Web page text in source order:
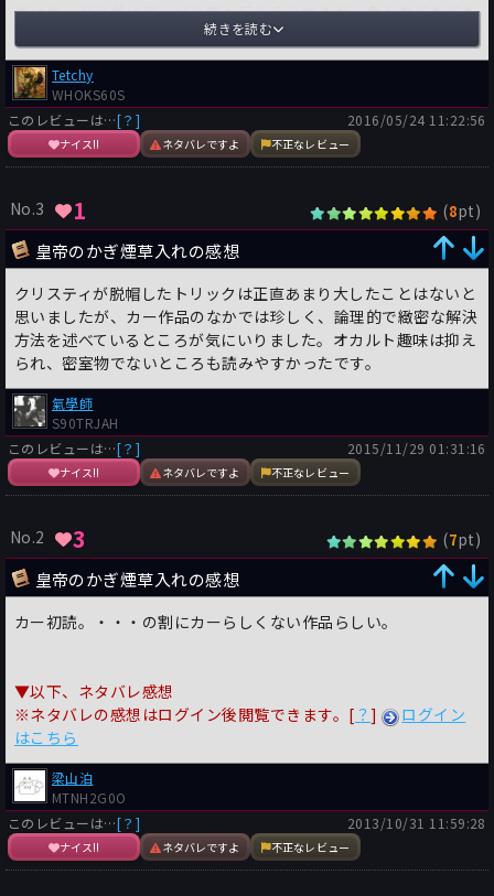
ヴはネッドと共にモーリス宅へ行こうとするが、色んなごたごた
に巻込まれるうちに、イヴ自身が加害者の如き、状況を呈してい
く。
本書は『死者はよみがえる』で見られた巻込まれ型が非常に上手
く事件に溶け込みあっており、それが主人公イヴをどんどん窮地
に陥れていく。思わぬアクシデントでネッドの鼻血が付くことで
血痕が出来ることを皮切りに、どんどん運命の歯車がイヴにとっ
て最悪の方向に転がり、殺害者の容疑がどんどん濃くなっていく
ところは見事なストーリー展開だ。
さらに本作では人間の思い込みを巧みに利用することで、ありえ
ないと思われた犯人が実に説得力を持って納得させられる。しか
もそれが作者のご都合主義ではなく人間って確かにこんな間違い
をするよなと納得させられる類いのものであるから、アンフェア
感が全くない。逆に同じ過ちを読者も思い知らされることだろ
う。『連続殺人事件』の時にも書いたが、登場人物を一つの駒と
見ず、意思を持った人間として扱うカーの長所がいかんなく発揮
された紛れもない傑作である。
そして本書にはミスディレクションが数多く盛り込まれているこ
とも見逃してはならない。最も大きなミスディレクションはここ
に記すことは出来ない。なぜならこれは真相に大いに関わってく
るからだ。敢えて云うならば全編に散りばめられた｢会話｣そのも
にある錯覚を引き起こさせているのだ。
しかし実はよく見落としがちなのだが、実は最も巧妙なミスディ
レクションは本書の題名であろう。この題名こそが読者に抗えな
くなるほどだ（もちろんいい意味で）。あまりカーの作品を読ん
で好感触を得られず、読むのを止めてしまった読者に、カーの最
盛期とはこれほどまでにすごかったのだと教える意味でもぜひと
も読んで欲しい作品だ。
続きを読む
Tetchy
WHOKS60S
このレビューは…[？]
ナイス!! ネタバレですよ 不正なレビュー
2016/05/24 11:22:56
No.3 1 (8pt)
皇帝のかぎ煙草入れの感想
クリスティが脱帽したトリックは正直あまり大したことはないと
思いましたが、カー作品のなかでは珍しく、論理的で緻密な解決
方法を述べているところが気にいりました。オカルト趣味は抑え
られ、密室物でないところも読みやすかったです。
氣學師
S90TRJAH
このレビューは…[？]
ナイス!! ネタバレですよ 不正なレビュー
2015/11/29 01:31:16
No.2 3 (7pt)
皇帝のかぎ煙草入れの感想
カー初読。・・・の割にカーらしくない作品らしい。
▼以下、ネタバレ感想
※ネタバレの感想はログイン後閲覧できます。[ ？ ]
ログイン
はこちら
梁山泊
MTNH2G0O
このレビューは…[？]
ナイス!! ネタバレですよ 不正なレビュー
2013/10/31 11:59:28